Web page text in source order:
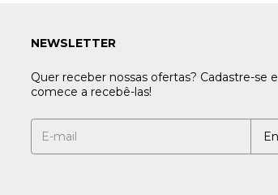
NEWSLETTER
Quer receber nossas ofertas? Cadastre-se e
comece a recebê-las!